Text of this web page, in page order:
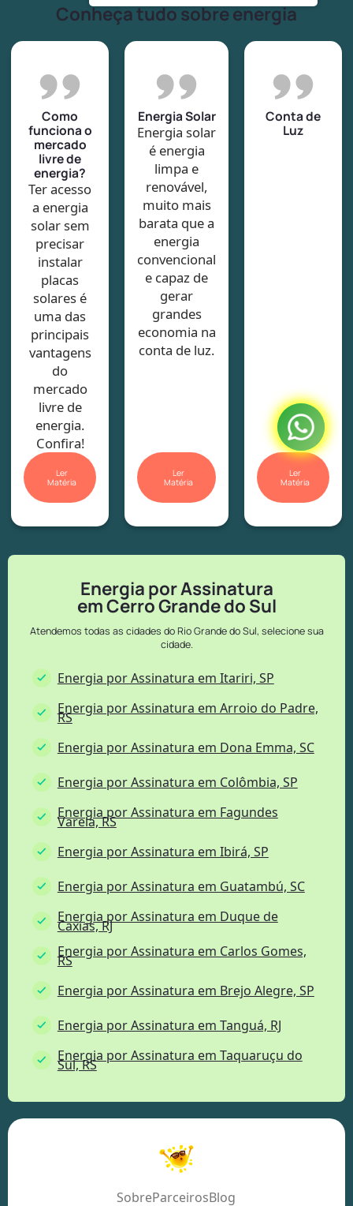
Conheça tudo sobre energia
Como
funciona o
mercado
livre de
energia?
Ter acesso
a energia
solar sem
precisar
instalar
placas
solares é
uma das
principais
vantagens
do
mercado
livre de
energia.
Confira!
Ler
Matéria
Energia Solar
Energia solar
é energia
limpa e
renovável,
muito mais
barata que a
energia
convencional
e capaz de
gerar
grandes
economia na
conta de luz.
Ler
Matéria
Conta de
Luz
Ler
Matéria
Energia por Assinatura
em Cerro Grande do Sul
Atendemos todas as cidades do Rio Grande do Sul, selecione sua
cidade.
Energia por Assinatura em Itariri, SP
Energia por Assinatura em Arroio do Padre,
RS
Energia por Assinatura em Dona Emma, SC
Energia por Assinatura em Colômbia, SP
Energia por Assinatura em Fagundes
Varela, RS
Energia por Assinatura em Ibirá, SP
Energia por Assinatura em Guatambú, SC
Energia por Assinatura em Duque de
Caxias, RJ
Energia por Assinatura em Carlos Gomes,
RS
Energia por Assinatura em Brejo Alegre, SP
Energia por Assinatura em Tanguá, RJ
Energia por Assinatura em Taquaruçu do
Sul, RS
SobreParceirosBlog